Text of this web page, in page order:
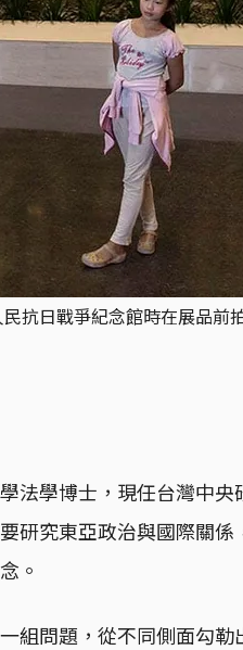
日戰爭紀念館時在展品前
法學博士，現任台灣中
研究東亞政治與國際關
。
組問題，從不同側面勾